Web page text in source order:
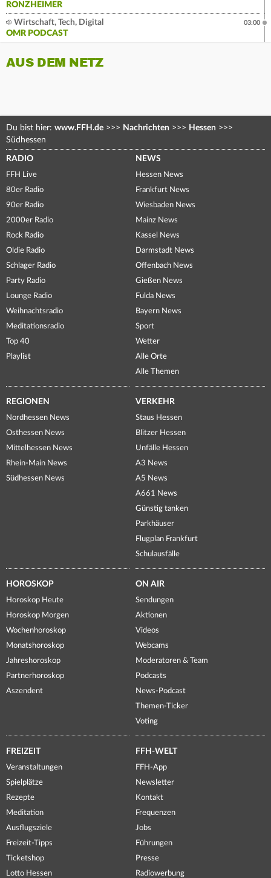
RONZHEIMER
Wirtschaft, Tech, Digital
OMR PODCAST
03:00
AUS DEM NETZ
Du bist hier: www.FFH.de >>> Nachrichten >>> Hessen >>>
Südhessen
RADIO
FFH Live
80er Radio
90er Radio
2000er Radio
Rock Radio
Oldie Radio
Schlager Radio
Party Radio
Lounge Radio
Weihnachtsradio
Meditationsradio
Top 40
Playlist
NEWS
Hessen News
Frankfurt News
Wiesbaden News
Mainz News
Kassel News
Darmstadt News
Offenbach News
Gießen News
Fulda News
Bayern News
Sport
Wetter
Alle Orte
Alle Themen
REGIONEN
Nordhessen News
Osthessen News
Mittelhessen News
Rhein-Main News
Südhessen News
VERKEHR
Staus Hessen
Blitzer Hessen
Unfälle Hessen
A3 News
A5 News
A661 News
Günstig tanken
Parkhäuser
Flugplan Frankfurt
Schulausfälle
HOROSKOP
Horoskop Heute
Horoskop Morgen
Wochenhoroskop
Monatshoroskop
Jahreshoroskop
Partnerhoroskop
Aszendent
ON AIR
Sendungen
Aktionen
Videos
Webcams
Moderatoren & Team
Podcasts
News-Podcast
Themen-Ticker
Voting
FREIZEIT
Veranstaltungen
Spielplätze
Rezepte
Meditation
Ausflugsziele
Freizeit-Tipps
Ticketshop
Lotto Hessen
FFH-WELT
FFH-App
Newsletter
Kontakt
Frequenzen
Jobs
Führungen
Presse
Radiowerbung